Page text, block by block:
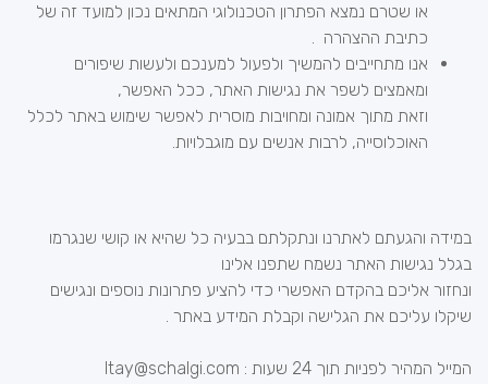
או שטרם נמצא הפתרון הטכנולוגי המתאים נכון למועד זה של
כתיבת ההצהרה .
אנו מתחייבים להמשיך ולפעול למענכם ולעשות שיפורים
ומאמצים לשפר את נגישות האתר, ככל האפשר,
וזאת מתוך אמונה ומחויבות מוסרית לאפשר שימוש באתר לכלל
האוכלוסייה, לרבות אנשים עם מוגבלויות.
במידה והגעתם לאתרנו ונתקלתם בבעיה כל שהיא או קושי שנגרמו
בגלל נגישות האתר נשמח שתפנו אלינו
ונחזור אליכם בהקדם האפשרי כדי להציע פתרונות נוספים ונגישים
שיקלו עליכם את הגלישה וקבלת המידע באתר .
המייל המהיר לפניות תוך 24 שעות : Itay@schalgi.com